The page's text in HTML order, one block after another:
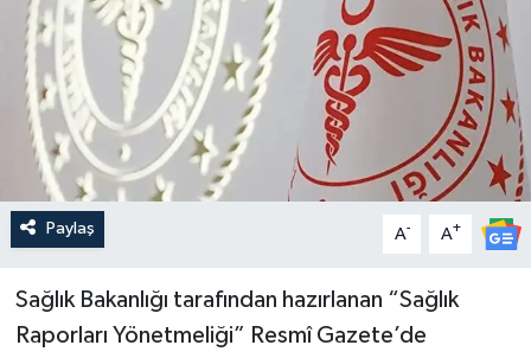
Paylaş A- A+
Sağlık Bakanlığı tarafından hazırlanan “Sağlık
Raporları Yönetmeliği” Resmî Gazete’de